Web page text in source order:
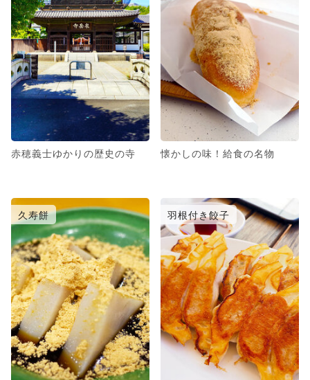
赤穂義士ゆかりの歴史の寺 懐かしの味！給食の名物
久寿餅 羽根付き餃子